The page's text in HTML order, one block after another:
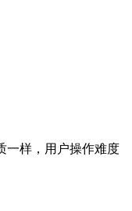
一样，用户操作难度